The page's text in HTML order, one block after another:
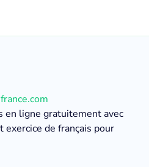
en ligne gratuitement avec
exercice de français pour